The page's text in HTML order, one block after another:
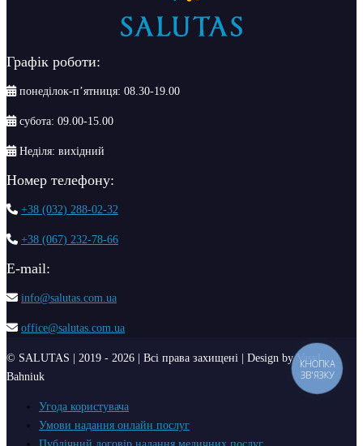
Графік роботи:
понеділок-п’ятниця: 08.30-19.00
субота: 09.00-15.00
Неділя: вихідний
Номер телефону:
+38 (032) 288-02-32
+38 (067) 232-78-66
Е-mail:
info@salutas.com.ua
office@salutas.com.ua
© SALUTAS | 2019 - 2026 | Всі права захищені | Design by Vasyl
Bahniuk
Угода користувача
Умови надання онлайн послуг
Публічний договір надання медичних послуг
КНОПКА
ЗВ'ЯЗКУ